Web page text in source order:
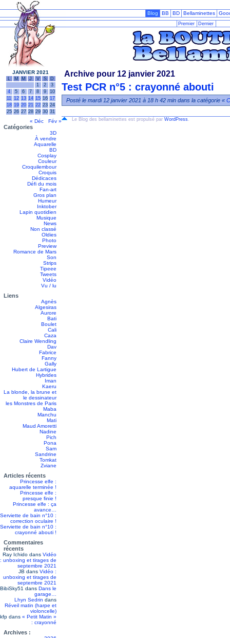
Blog BB BD Bellaminettes
Premier Dernier
JANVIER 2021
L M M J V S
D
1
2
3
4
5 6 7 8 9
10
11 12 13 14 15 16 17
18 19 20 21 22 23 24
25 26 27 28 29 30 31
« Déc Fév »
Catégories
3D
À vendre
Aquarelle
BD
Cosplay
Couleur
Croquilembour
Croquis
Dédicaces
Défi du mois
Fan-art
Gros plan
Humeur
Inktober
Lapin quotidien
Musique
News
Non classé
Oldies
Photo
Preview
Romance de Mars
Son
Strips
Tipeee
Tweets
Vidéo
Vu / lu
Liens
Agnès
Algesiras
Aurore
Bati
Boulet
Cali
Caza
Claire Wendling
Dav
Fabrice
Fanny
Gally
Hubert de Lartigue
Hybrides
Iman
Kaeru
La blonde, la brune et
le dessinateur
les Monstres de Paris
Maba
Manchu
Mati
Maud Amoretti
Nadine
Pich
Pona
Sam
Sandrine
Tomkat
Zviane
Articles récents
Princesse elfe :
aquarelle terminée !
Princesse elfe :
presque finie !
Princesse elfe : ça
avance…
Serviette de bain n°10 :
correction oculaire !
Serviette de bain n°10 :
crayonné abouti !
Commentaires
récents
Ray Ichido dans Vidéo
: unboxing et tirages de
septembre 2021
JB dans Vidéo :
unboxing et tirages de
septembre 2021
BibiSky51 dans Dans le
garage…
Lhyn Sedrin dans
Réveil matin (harpe et
violoncelle)
kfp dans « Petit Matin »
: crayonné
Archives :
Archive pour 12 janvier 2021
Test PCR n°5 : crayonné abouti
Posté le mardi 12 janvier 2021 à 18 h 42 min dans la catégorie «
Le Blog des bellaminettes est propulsé par WordPress.